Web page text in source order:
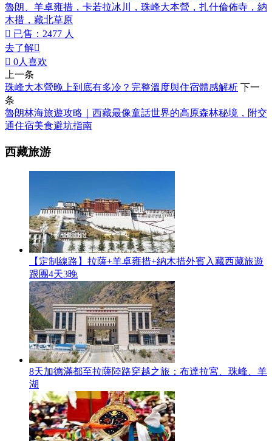
魯朗、羊卓雍措，卡若拉冰川，珠峰大本營，扎什倫佈寺，納
木措，藏北草原
 已售：2477 人
去了解
 0人喜欢
上一条
珠峰大本營晚上到底有多冷？完整溫度與住宿體感解析 下一
条
魯朗林海旅遊攻略｜西藏最像童話世界的高原森林秘境，附交
通住宿美食避坑指南
西藏旅游
【定制線路】拉薩+羊卓雍措+納木措外賓入藏西藏旅遊
跟團4天3晚
8天加德滿都至拉薩陸路穿越之旅：布達拉宮、珠峰、羊
湖